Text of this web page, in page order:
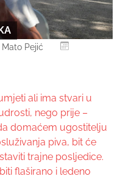
Mato Pejić
ali ima stvari u
nego prije –
domaćem ugostitelju
piva, bit će
trajne posljedice.
flaširano i ledeno